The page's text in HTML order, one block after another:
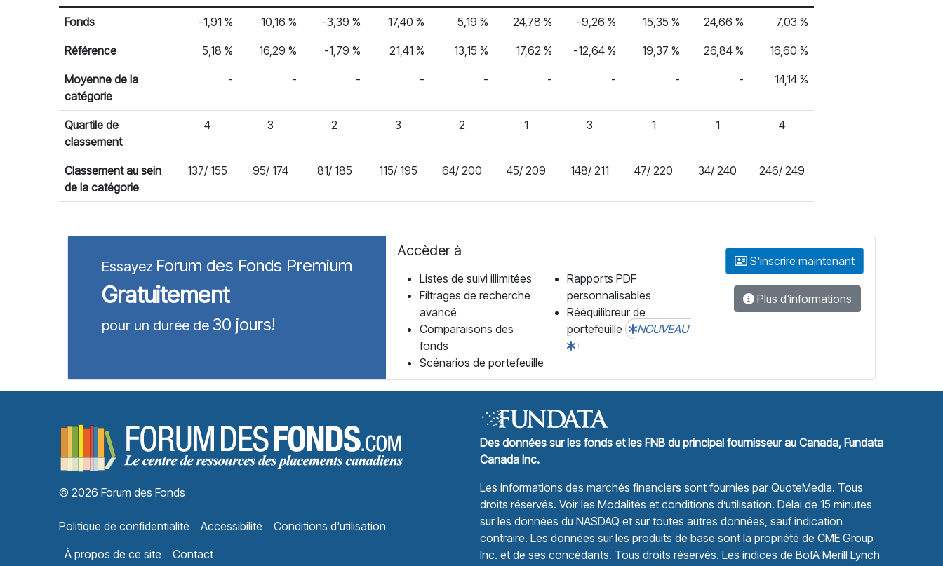
Rendement par année civile
% Rendement
Fonds -1,91 % 10,16 % -3,39 % 17,40 % 5,19 % 24,78 % -9,26 % 15,35 % 24,66 % 7,03 %
Référence 5,18 % 16,29 % -1,79 % 21,41 % 13,15 % 17,62 % -12,64 % 19,37 % 26,84 % 16,60 %
Moyenne de la
catégorie
- - - - - - - - - 14,14 %
Quartile de
classement
4 3 2 3 2 1 3 1 1 4
Classement au sein
de la catégorie
137/ 155 95/ 174 81/ 185 115/ 195 64/ 200 45/ 209 148/ 211 47/ 220 34/ 240 246/ 249
Essayez Forum des Fonds Premium
Gratuitement
pour un durée de 30 jours!
Accèder à
Listes de suivi illimitées
Filtrages de recherche
avancé
Comparaisons des
fonds
Scénarios de portefeuille
Rapports PDF
personnalisables
Rééquilibreur de
portefeuille
NOUVEAU
S'inscrire maintenant
Plus d'informations
Forum des Fonds Accueil
© 2026 Forum des Fonds
Politique de confidentialité Accessibilité
Conditions d'utilisation
À propos de ce site
Contact
Des données sur les fonds et les FNB du principal fournisseur au Canada, Fundata
Canada Inc.
Les informations des marchés financiers sont fournies parQuoteMedia. Tous
droits réservés. Voir les Modalités et conditions d’utilisation. Délai de 15 minutes
sur les données du NASDAQ et sur toutes autres données, sauf indication
contraire. Les données sur les produits de base sont la propriété de CME Group
Inc. et de ses concédants. Tous droits réservés. Les indices de BofA Merill Lynch